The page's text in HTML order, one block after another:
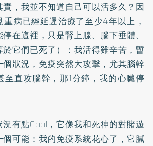
，我並不知道自己可以活多久？因
重病已經延遲治療了至少4年以上，
在這裡，只是腎上腺、腦下垂體、
它們已死了）：我活得雖辛苦，暫
個狀況，免疫突然大攻擊，尤其腦幹
至直攻腦幹，那1分鐘，我的心臟停
有點Cool，它像我和死神的對賭遊
個可能：我的免疫系統花心了，它膩